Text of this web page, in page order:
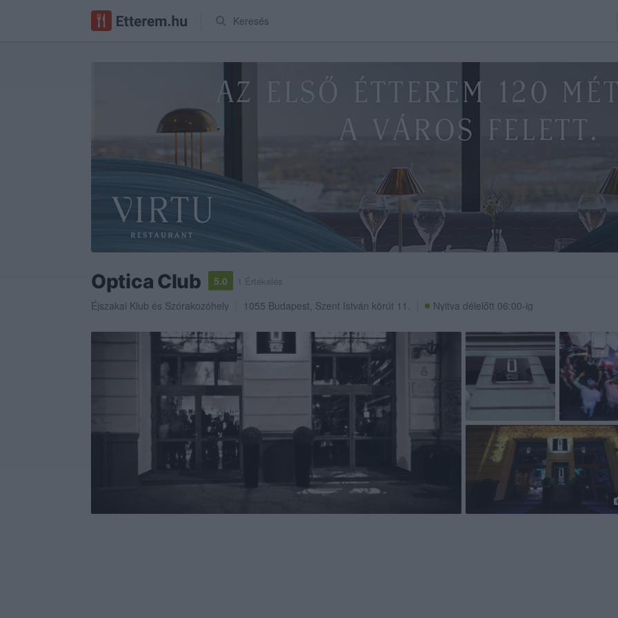
Keresés
Optica Club 5.0 1 Értékelés
Éjszakai Klub és Szórakozóhely 1055 Budapest, Szent István körút 11. Nyitva délelőtt 06:00-ig